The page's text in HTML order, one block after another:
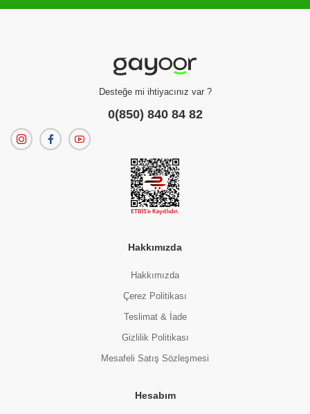
Desteğe mi ihtiyacınız var ?
0(850) 840 84 82
Hakkımızda
Hakkımızda
Çerez Politikası
Teslimat & İade
Gizlilik Politikası
Mesafeli Satış Sözleşmesi
Hesabım